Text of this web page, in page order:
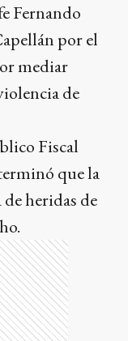
Fernando
por el
mediar
de
Fiscal
que la
heridas de